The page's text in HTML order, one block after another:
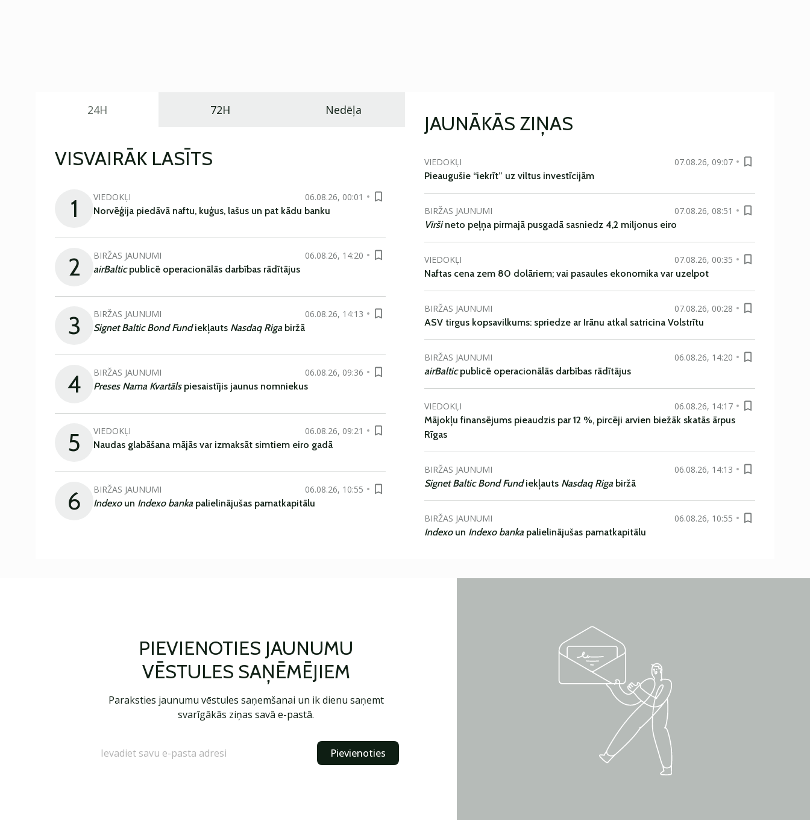
24H 72H Nedēļa
VISVAIRĀK LASĪTS
1 VIEDOKĻI
06.08.26, 00:01
Norvēģija piedāvā naftu, kuģus, lašus un pat kādu banku
2 BIRŽAS JAUNUMI
06.08.26, 14:20
airBalticpublicē operacionālās darbības rādītājus
3 BIRŽAS JAUNUMI
06.08.26, 14:13
Signet Baltic Bond Fundiekļauts Nasdaq Riga biržā
4 BIRŽAS JAUNUMI
06.08.26, 09:36
Preses Nama Kvartāls piesaistījis jaunus nomniekus
5 VIEDOKĻI
06.08.26, 09:21
Naudas glabāšana mājās var izmaksāt simtiem eiro gadā
6 BIRŽAS JAUNUMI
06.08.26, 10:55
Indexoun Indexo banka palielinājušas pamatkapitālu
JAUNĀKĀS ZIŅAS
VIEDOKĻI
07.08.26, 09:07
Pieaugušie “iekrīt” uz viltus investīcijām
BIRŽAS JAUNUMI
07.08.26, 08:51
Viršineto peļņa pirmajā pusgadā sasniedz 4,2 miljonus eiro
VIEDOKĻI
07.08.26, 00:35
Naftas cena zem 80 dolāriem; vai pasaules ekonomika var uzelpot
BIRŽAS JAUNUMI
07.08.26, 00:28
ASV tirgus kopsavilkums: spriedze ar Irānu atkal satricina Volstrītu
BIRŽAS JAUNUMI
06.08.26, 14:20
airBalticpublicē operacionālās darbības rādītājus
VIEDOKĻI
06.08.26, 14:17
Mājokļu finansējums pieaudzis par 12 %, pircēji arvien biežāk skatās ārpus
Rīgas
BIRŽAS JAUNUMI
06.08.26, 14:13
Signet Baltic Bond Fundiekļauts Nasdaq Riga biržā
BIRŽAS JAUNUMI
06.08.26, 10:55
Indexoun Indexo banka palielinājušas pamatkapitālu
PIEVIENOTIES JAUNUMU
VĒSTULES SAŅĒMĒJIEM
Paraksties jaunumu vēstules saņemšanai un ik dienu saņemt
svarīgākās ziņas savā e-pastā.
Pievienoties